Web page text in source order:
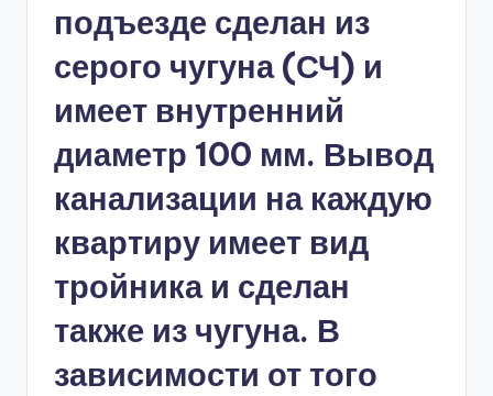
подъезде сделан из
серого чугуна (СЧ) и
имеет внутренний
диаметр 100 мм. Вывод
канализации на каждую
квартиру имеет вид
тройника и сделан
также из чугуна. В
зависимости от того